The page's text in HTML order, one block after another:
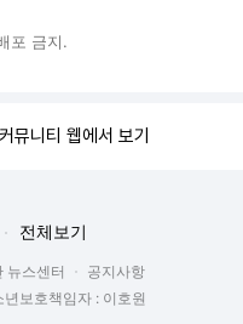
포 금지.
뮤니티 웹에서 보기
전체보기
뉴스센터
공지사항
년보호책임자 : 이호원